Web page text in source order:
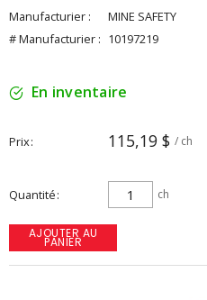
Manufacturier :
MINE SAFETY
# Manufacturier : 10197219
En inventaire
Prix 115,19 $ / ch
Quantité ch
AJOUTER AU
PANIER